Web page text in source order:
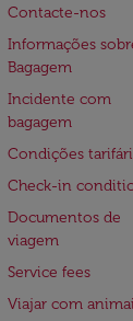
Contacte-nos
Informações
Bagagem
Incidente com
bagagem
Condições
Check-in
Documentos de
viagem
Service fees
Viajar com